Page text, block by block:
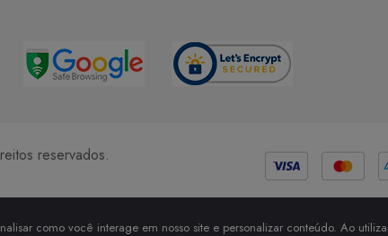
reservados.
Métodos de Pagamento
como você interage em nosso site e personalizar conteúdo. Ao